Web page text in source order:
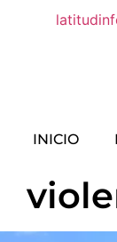
INICIO